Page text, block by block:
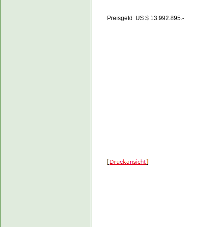
Preisgeld US $ 13.992.895.-